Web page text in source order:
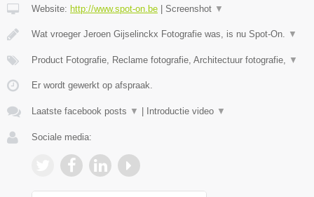
Website: http://www.spot-on.be Screenshot ▼
Wat vroeger Jeroen Gijselinckx Fotografie was, is nu Spot-On. ▼
Product Fotografie, Reclame fotografie, Architectuur fotografie, ▼
Er wordt gewerkt op afspraak.
Laatste facebook posts ▼ Introductie video ▼
Sociale media: